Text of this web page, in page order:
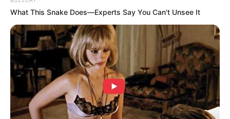
What This Snake Does—Experts Say You Can't Unsee It